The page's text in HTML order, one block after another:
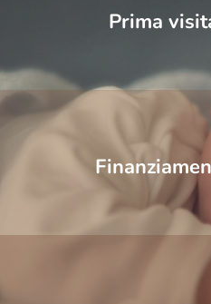
Prima